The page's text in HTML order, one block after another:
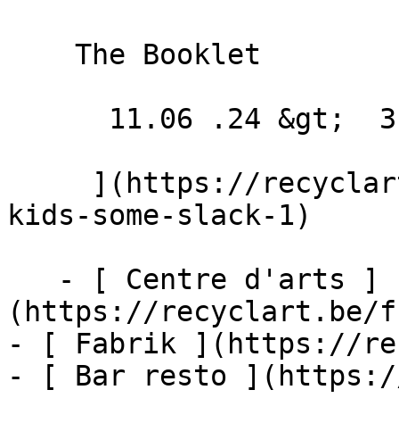
kids-some-slack-1)
(https://recyclart.be/
- [ Fabrik ](https://
- [ Bar resto